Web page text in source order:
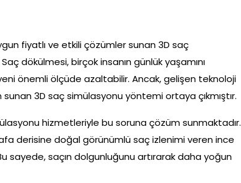
fiyatlı ve etkili çözümler sunan 3D saç
dökülmesi, birçok insanın günlük yaşamını
önemli ölçüde azaltabilir. Ancak, gelişen teknoloji
3D saç simülasyonu yöntemi ortaya çıkmıştır.
hizmetleriyle bu soruna çözüm sunmaktadır.
derisine doğal görünümlü saç izlenimi veren ince
sayede, saçın dolgunluğunu artırarak daha yoğun